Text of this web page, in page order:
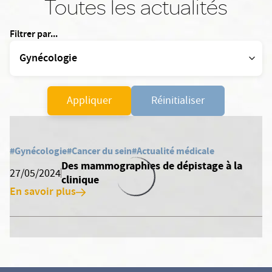
Toutes les actualités
Filtrer par...
Appliquer Réinitialiser
#Gynécologie#Cancer du sein#Actualité médicale
27/05/2024
Des mammographies de dépistage à la
clinique
En savoir plus